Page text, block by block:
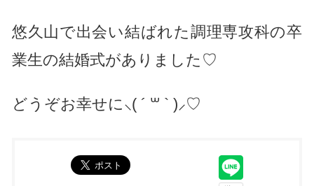
悠久山で出会い結ばれた調理専攻科の卒
業生の結婚式がありました♡
どうぞお幸せに⸜( ´ ꒳ ` )⸝♡︎